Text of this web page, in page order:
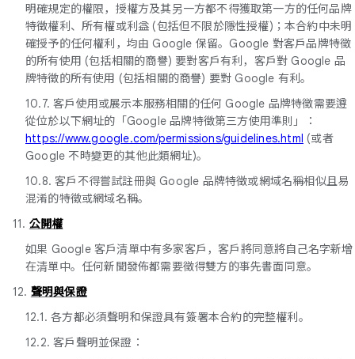
明確規定的權限，授權方及其另一方都不得獲取第一方的任何品牌
特徵權利、所有權或利益 (包括但不限於隱性授權)；本合約中未明
確授予的任何權利，均由 Google 保留。Google 對客戶品牌特徵
的所有使用 (包括相關的商譽) 要對客戶有利，客戶對 Google 品
牌特徵的所有使用 (包括相關的商譽) 要對 Google 有利。
10.7. 客戶使用或展示本服務相關的任何 Google 品牌特徵需要遵
從位於以下網址的「Google 品牌特徵第三方使用準則」：
https://www.google.com/permissions/guidelines.html (或者
Google 不時變更的其他此類網址)。
10.8. 客戶不得嘗試註冊與 Google 品牌特徵或網域名稱相似且易
混淆的特徵或網域名稱。
11. 公開權
如果 Google 客戶清單中有多家客戶，客戶將同意將自己名字新增
在清單中。任何新聞發佈都需要徵得雙方的事先書面同意。
12. 聲明與保證
12.1. 各方都必須聲明和保證具有簽署本合約的完整權利。
12.2. 客戶聲明並保證：